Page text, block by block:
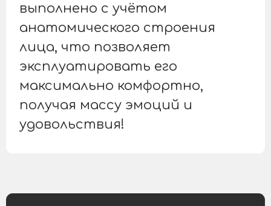
выполнено с учётом
анатомического строения
лица, что позволяет
эксплуатировать его
максимально комфортно,
получая массу эмоций и
удовольствия!